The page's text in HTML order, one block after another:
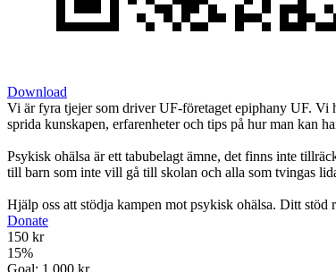
Download
Vi är fyra tjejer som driver UF-företaget epiphany UF. Vi
sprida kunskapen, erfarenheter och tips på hur man kan
Psykisk ohälsa är ett tabubelagt ämne, det finns inte
till barn som inte vill gå till skolan och alla som tvingas
Hjälp oss att stödja kampen mot psykisk ohälsa. Ditt stöd
Donate
150 kr
15%